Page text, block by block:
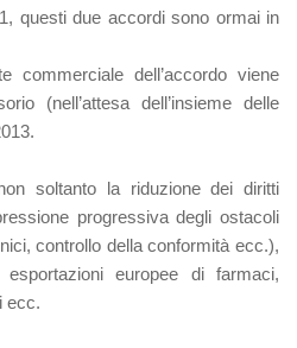
questi due accordi sono ormai in
commerciale dell’accordo viene
(nell’attesa dell’insieme delle
soltanto la riduzione dei diritti
progressiva degli ostacoli
controllo della conformità ecc.),
europee di farmaci,
ecc.